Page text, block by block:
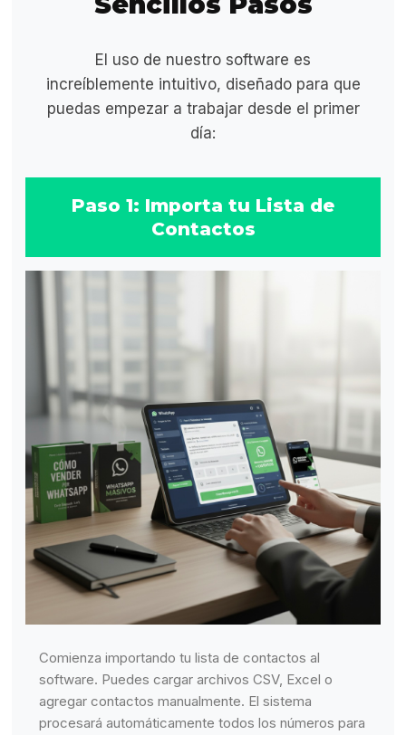
El uso de nuestro software es
increíblemente intuitivo, diseñado para que
puedas empezar a trabajar desde el primer
día:
Paso 1: Importa tu Lista de
Contactos
Comienza importando tu lista de contactos al
software. Puedes cargar archivos CSV, Excel o
agregar contactos manualmente. El sistema
procesará automáticamente todos los números para